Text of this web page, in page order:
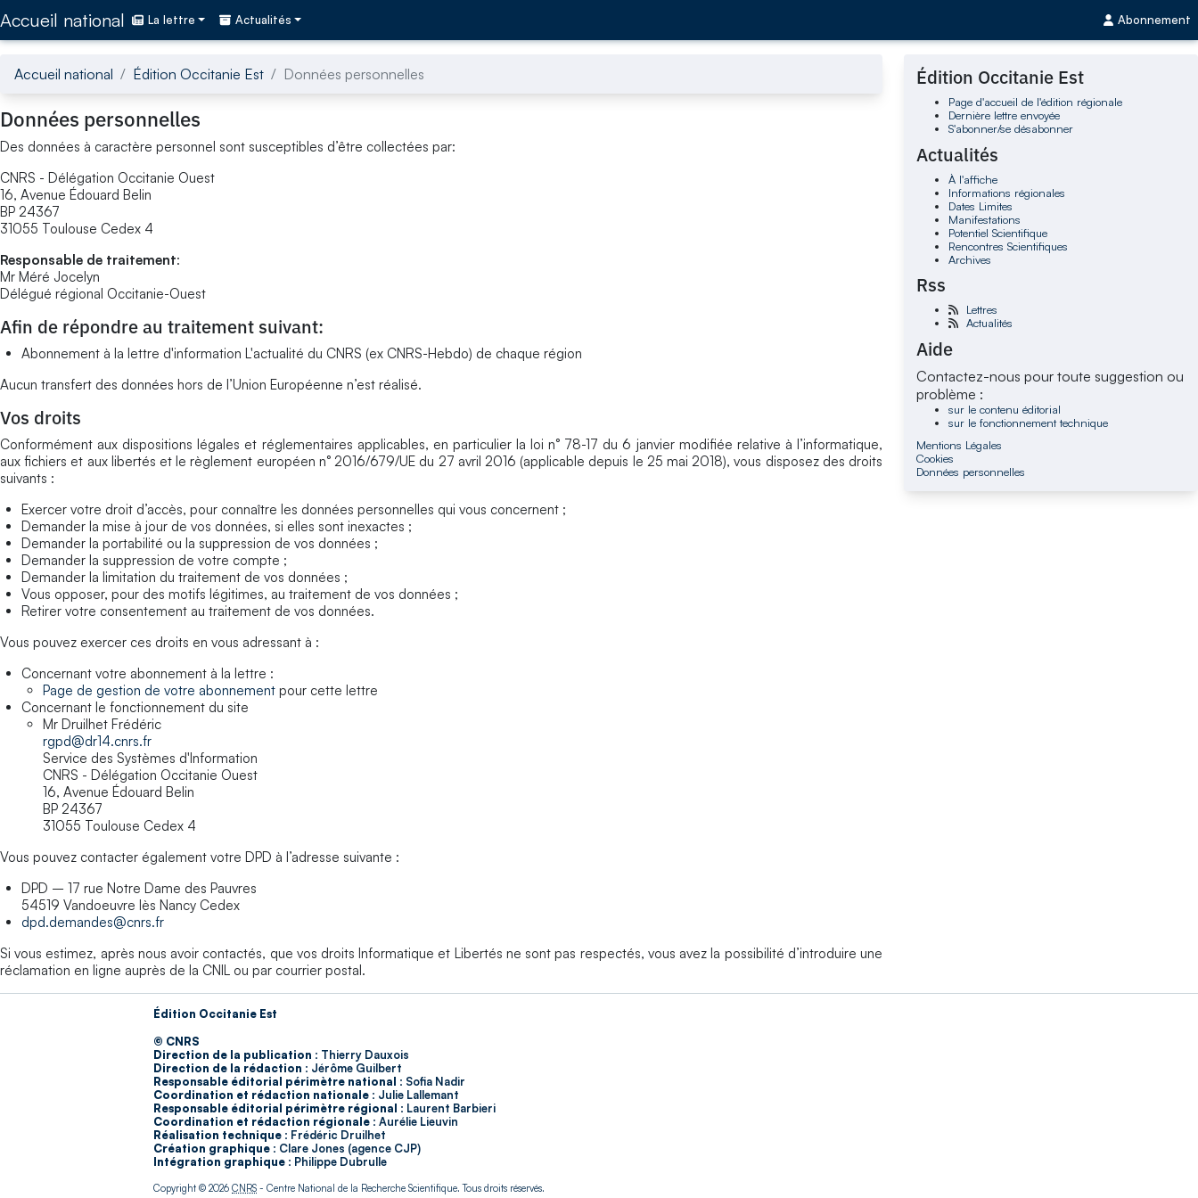
Accueil national La lettre Actualités Abonnement
Accueil national Édition Occitanie Est Données personnelles
Données personnelles
Des données à caractère personnel sont susceptibles d’être collectées par:
CNRS - Délégation Occitanie Ouest
16, Avenue Édouard Belin
BP 24367
31055 Toulouse Cedex 4
Responsable de traitement:
Mr Méré Jocelyn
Délégué régional Occitanie-Ouest
Afin de répondre au traitement suivant:
Abonnement à la lettre d'information L'actualité du CNRS (ex CNRS-Hebdo) de chaque région
Aucun transfert des données hors de l’Union Européenne n’est réalisé.
Vos droits
Conformément aux dispositions légales et réglementaires applicables, en particulier la loi n° 78-17 du 6 janvier modifiée relative à l’informatique,
aux fichiers et aux libertés et le règlement européen n° 2016/679/UE du 27 avril 2016 (applicable depuis le 25 mai 2018), vous disposez des droits
suivants :
Exercer votre droit d’accès, pour connaître les données personnelles qui vous concernent ;
Demander la mise à jour de vos données, si elles sont inexactes ;
Demander la portabilité ou la suppression de vos données ;
Demander la suppression de votre compte ;
Demander la limitation du traitement de vos données ;
Vous opposer, pour des motifs légitimes, au traitement de vos données ;
Retirer votre consentement au traitement de vos données.
Vous pouvez exercer ces droits en vous adressant à :
Concernant votre abonnement à la lettre :
Page de gestion de votre abonnement pour cette lettre
Concernant le fonctionnement du site
Mr Druilhet Frédéric
rgpd@dr14.cnrs.fr
Service des Systèmes d'Information
CNRS - Délégation Occitanie Ouest
16, Avenue Édouard Belin
BP 24367
31055 Toulouse Cedex 4
Vous pouvez contacter également votre DPD à l’adresse suivante :
DPD – 17 rue Notre Dame des Pauvres
54519 Vandoeuvre lès Nancy Cedex
dpd.demandes@cnrs.fr
Si vous estimez, après nous avoir contactés, que vos droits Informatique et Libertés ne sont pas respectés, vous avez la possibilité d’introduire une
réclamation en ligne auprès de la CNIL ou par courrier postal.
Édition Occitanie Est
Page d'accueil de l'édition régionale
Dernière lettre envoyée
S'abonner/se désabonner
Actualités
À l'affiche
Informations régionales
Dates Limites
Manifestations
Potentiel Scientifique
Rencontres Scientifiques
Archives
Rss
Lettres
Actualités
Aide
Contactez-nous pour toute suggestion ou
problème :
sur le contenu éditorial
sur le fonctionnement technique
Mentions Légales
Cookies
Données personnelles
Édition Occitanie Est
© CNRS
Direction de la publication : Thierry Dauxois
Direction de la rédaction : Jérôme Guilbert
Responsable éditorial périmètre national : Sofia Nadir
Coordination et rédaction nationale : Julie Lallemant
Responsable éditorial périmètre régional : Laurent Barbieri
Coordination et rédaction régionale : Aurélie Lieuvin
Réalisation technique : Frédéric Druilhet
Création graphique : Clare Jones (agence CJP)
Intégration graphique : Philippe Dubrulle
Copyright © 2026 CNRS - Centre National de la Recherche Scientifique. Tous droits réservés.